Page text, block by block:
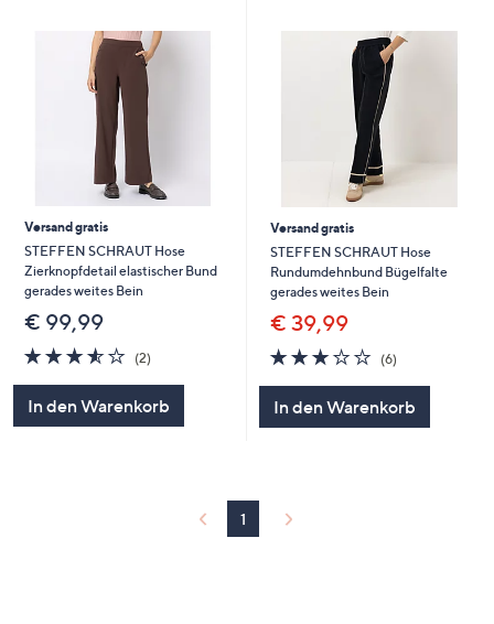
Versand gratis
STEFFEN SCHRAUT Hose
Zierknopfdetail elastischer Bund
gerades weites Bein
€ 99,99
3.5
von
(2)2
In den Warenkorb
Versand gratis
STEFFEN SCHRAUT Hose
Rundumdehnbund Bügelfalte
gerades weites Bein
€ 39,99
3.2
von
(6)6
In den Warenkorb
1